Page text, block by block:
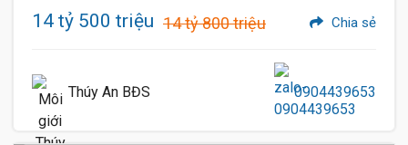
14 tỷ 500 triệu 14 tỷ 800 triệu Chia sẻ
Thúy An BĐS 0904439653